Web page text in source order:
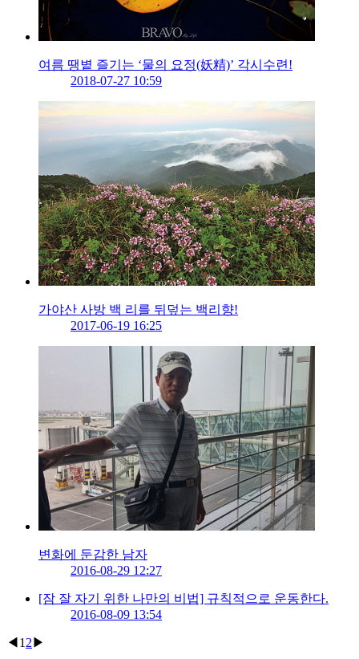
여름 땡볕 즐기는 ‘물의 요정(妖精)’ 각시수련!
2018-07-27 10:59
가야산 사방 백 리를 뒤덮는 백리향!
2017-06-19 16:25
변화에 둔감한 남자
2016-08-29 12:27
[잠 잘 자기 위한 나만의 비법] 규칙적으로 운동한다.
2016-08-09 13:54
◀ 1 2 ▶